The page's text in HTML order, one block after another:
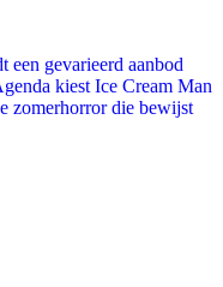
een gevarieerd aanbod
kiest Ice Cream Man
zomerhorror die bewijst